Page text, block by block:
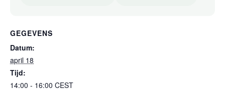
GEGEVENS
Datum:
april 18
Tijd:
14:00 - 16:00 CEST